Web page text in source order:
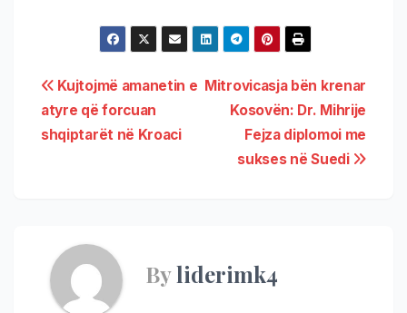
Mitrovicasja bën krenar
Kosovën: Dr. Mihrije
Fejza diplomoi me
sukses në Suedi
Kujtojmë amanetin e
atyre që forcuan
shqiptarët në Kroaci
Byliderimk4